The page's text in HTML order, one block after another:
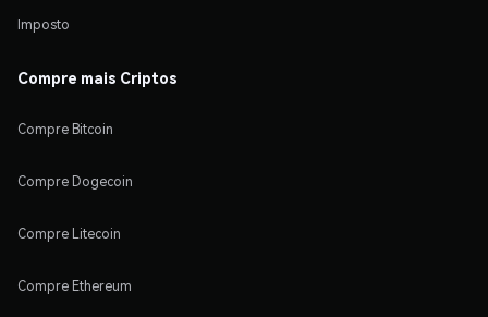
Imposto
Compre mais Criptos
Compre Bitcoin
Compre Dogecoin
Compre Litecoin
Compre Ethereum